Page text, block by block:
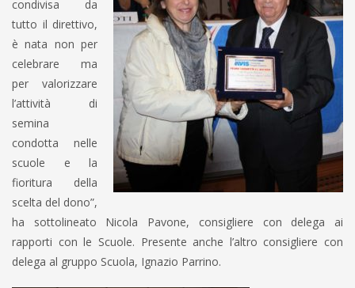
condivisa da
tutto il direttivo,
è nata non per
celebrare ma
per valorizzare
l’attività di
semina
condotta nelle
scuole e la
fioritura della
scelta del dono”,
ha sottolineato Nicola Pavone, consigliere con delega ai
rapporti con le Scuole. Presente anche l’altro consigliere con
delega al gruppo Scuola, Ignazio Parrino.